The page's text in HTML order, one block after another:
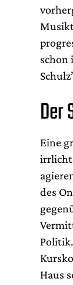
schon
Der
Eine
des
Haus